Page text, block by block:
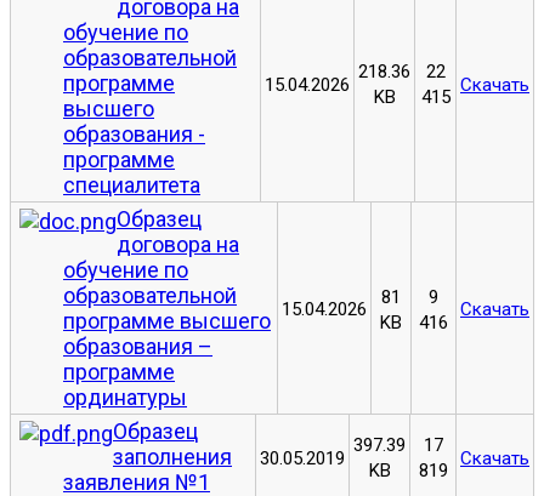
договора на
обучение по
образовательной
программе
высшего
образования -
программе
специалитета
15.04.2026
218.36
KB
22
415
Скачать
Образец
договора на
обучение по
образовательной
программе высшего
образования –
программе
ординатуры
15.04.2026
81
KB
9
416
Скачать
Образец
заполнения
заявления №1
30.05.2019
397.39
KB
17
819
Скачать